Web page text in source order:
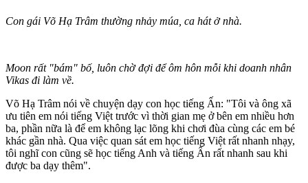
Con gái Võ Hạ Trâm thường nhảy múa, ca hát ở nhà.
Moon rất "bám" bố, luôn chờ đợi để ôm hôn mỗi khi doanh nhân
Vikas đi làm về.
Võ Hạ Trâm nói về chuyện dạy con học tiếng Ấn: "Tôi và ông xã
ưu tiên em nói tiếng Việt trước vì thời gian mẹ ở bên em nhiều hơn
ba, phần nữa là để em không lạc lõng khi chơi đùa cùng các em bé
khác gần nhà. Qua việc quan sát em học tiếng Việt rất nhanh nhạy,
tôi nghĩ con cũng sẽ học tiếng Anh và tiếng Ấn rất nhanh sau khi
được ba dạy thêm".